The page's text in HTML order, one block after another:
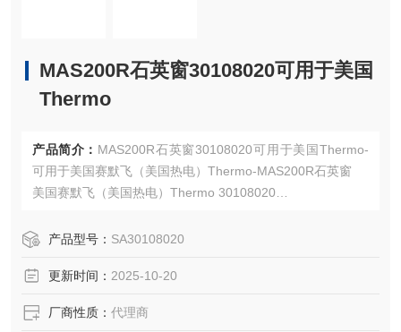
MAS200R石英窗30108020可用于美国
Thermo
产品简介： MAS200R石英窗30108020可用于美国Thermo-
可用于美国赛默飞（美国热电）Thermo-MAS200R石英窗
美国赛默飞（美国热电）Thermo 30108020
OEM厂商；我们提供的所有产品都是高质量高性价的，适用
产品型号： SA30108020
更新时间： 2025-10-20
厂商性质： 代理商